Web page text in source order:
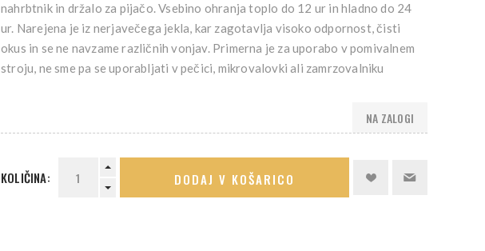
nahrbtnik in držalo za pijačo. Vsebino ohranja toplo do 12 ur in hladno do 24
ur. Narejena je iz nerjavečega jekla, kar zagotavlja visoko odpornost, čisti
okus in se ne navzame različnih vonjav. Primerna je za uporabo v pomivalnem
stroju, ne sme pa se uporabljati v pečici, mikrovalovki ali zamrzovalniku
NA ZALOGI
KOLIČINA: DODAJ V KOŠARICO